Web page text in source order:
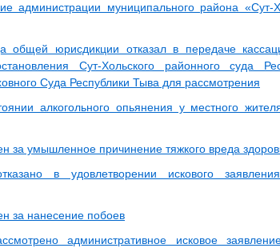
администрации муниципального района «Сут-
общей юрисдикции отказал в передаче
Сут-Хольского районного суда
Суда Республики Тыва для рассмотрения
алкогольного опьянения у местного
за умышленное причинение тяжкого вреда
в удовлетворении искового
за нанесение побоев
административное исковое